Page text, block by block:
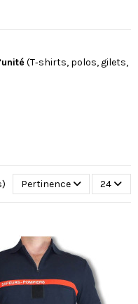
(T‑shirts, polos, gilets,
Pertinence 24